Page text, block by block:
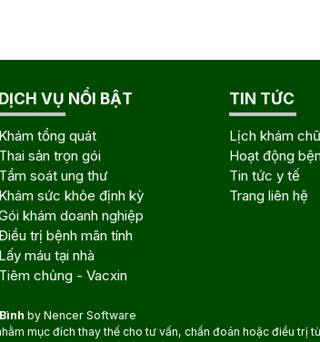
DỊCH VỤ NỔI BẬT
Khám tổng quát
Thai sản trọn gói
Tầm soát ung thư
Khám sức khỏe định kỳ
khám doanh nghiệp
trị bệnh mãn tính
Lấy máu tại nhà
Tiêm chủng - Vacxin
TIN TỨC
Lịch khám
Hoạt động
Tin tức y tế
Trang liên hệ
by Nencer Software
mục đích thay thế cho tư vấn, chẩn đoán hoặc điều trị